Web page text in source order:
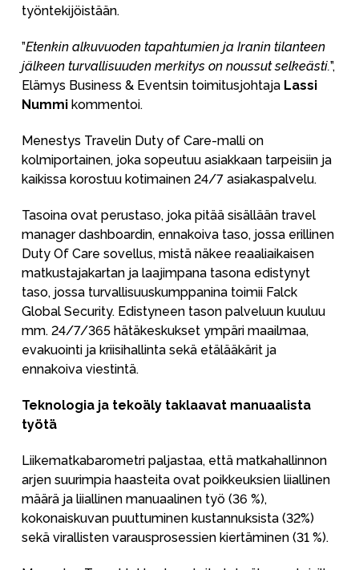
työntekijöistään.
”Etenkin alkuvuoden tapahtumien ja Iranin tilanteen
jälkeen turvallisuuden merkitys on noussut selkeästi.”,
Elämys Business & Eventsin toimitusjohtaja Lassi
Nummikommentoi.
Menestys Travelin Duty of Care-malli on
kolmiportainen, joka sopeutuu asiakkaan tarpeisiin ja
kaikissa korostuu kotimainen 24/7 asiakaspalvelu.
Tasoina ovat perustaso, joka pitää sisällään travel
manager dashboardin, ennakoiva taso, jossa erillinen
Duty Of Care sovellus, mistä näkee reaaliaikaisen
matkustajakartan ja laajimpana tasona edistynyt
taso, jossa turvallisuuskumppanina toimii Falck
Global Security. Edistyneen tason palveluun kuuluu
mm. 24/7/365 hätäkeskukset ympäri maailmaa,
evakuointi ja kriisihallinta sekä etälääkärit ja
ennakoiva viestintä.
Teknologia ja tekoäly taklaavat manuaalista
työtä
Liikematkabarometri paljastaa, että matkahallinnon
arjen suurimpia haasteita ovat poikkeuksien liiallinen
määrä ja liiallinen manuaalinen työ (36 %),
kokonaiskuvan puuttuminen kustannuksista (32%)
sekä virallisten varausprosessien kiertäminen (31 %).